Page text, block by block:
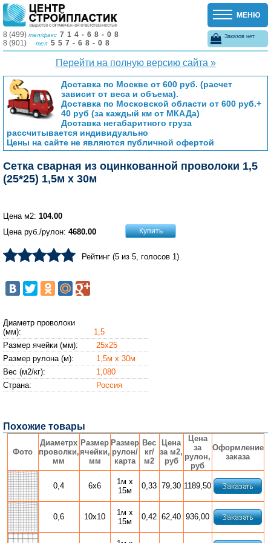
МЕНЮ
8 (499) тел/факс 714-68-08
8 (901)
тел 557-68-08
Заказов нет
Перейти на полную версию сайта »
Доставка по Москве от 600 руб. (расчет
зависит от веса и объема).
Доставка по Московской области от 600 руб.+
40 руб (за каждый км от МКАДа)
Доставка негабаритного груза
рассчитывается индивидуально
Цены на сайте не являются публичной офертой
Сетка сварная из оцинкованной проволоки 1,5
(25*25) 1,5м х 30м
Цена м2: 104.00
Цена руб./рулон: 4680.00 Купить
Рейтинг (5 из 5, голосов 1)
Диаметр проволоки
(мм):
1,5
Размер ячейки (мм):
25х25
Размер рулона (м):
1,5м х 30м
Вес (м2/кг):
1,080
Страна:
Россия
Похожие товары
Фото
Диаметрx
проволки,
мм
Размер
ячейки,
мм
Размер
рулон/
карта
Вес
кг/
м2
Цена
за м2,
руб
Цена
за
рулон,
руб
Оформление
заказа
0,4 6х6
1м х
15м
0,33 79,30 1189,50
0,6 10х10
1м х
15м
0,42 62,40 936,00